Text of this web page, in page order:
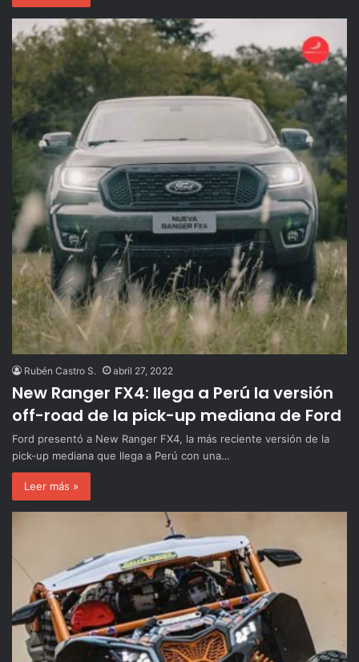
Rubén Castro S. abril 27, 2022
New Ranger FX4: llega a Perú la versión
off-road de la pick-up mediana de Ford
Ford presentó a New Ranger FX4, la más reciente versión de la
pick-up mediana que llega a Perú con una…
Leer más »